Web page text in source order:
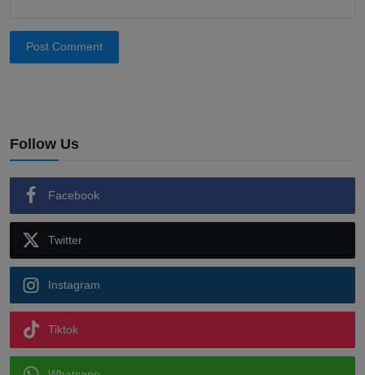
Post Comment
Follow Us
Facebook
Twitter
Instagram
Tiktok